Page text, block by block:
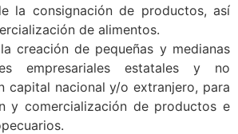
la consignación de productos, así
de alimentos.
creación de pequeñas y medianas
empresariales estatales y no
capital nacional y/o extranjero, para
y comercialización de productos e